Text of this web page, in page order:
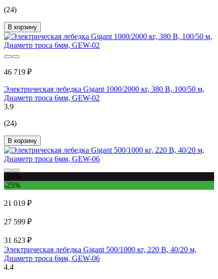
(24)
В корзину
46 719 ₽
Электрическая лебедка Gigant 1000/2000 кг, 380 В, 100/50 м,
Диаметр троса 6мм, GEW-02
3.9
(24)
В корзину
-25%
21 019 ₽
27 599 ₽
31 623 ₽
Электрическая лебедка Gigant 500/1000 кг, 220 В, 40/20 м,
Диаметр троса 6мм, GEW-06
4.4